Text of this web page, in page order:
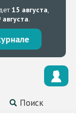
15 августа,
августа.
Поиск